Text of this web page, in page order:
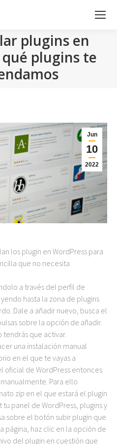
plugins en
plugins te
Jun
10
2022
los plugin en WordPress para
que no necesita
a través del perfil de
hasta la zona de plugins
Dale a añadir nuevo, busca el
sobre la opción de añadir.
tendrás que activar.
una instalación manual
en el que te vayas a
oficial de WordPress entonces
Para ello
zip en el que estará el plugin
tu panel de WordPress, plugins y
sobre el botón subir plugin que
página, haz clic en la opción de
del plugin en cuestión que